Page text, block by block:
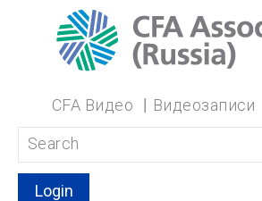
CFA Видео Видеозаписи
Login